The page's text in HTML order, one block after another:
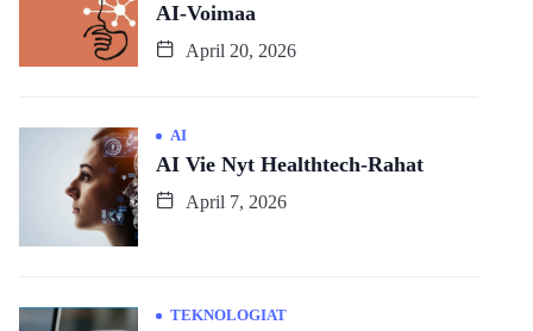
AI-Voimaa
April 20, 2026
AI
AI Vie Nyt Healthtech-Rahat
April 7, 2026
TEKNOLOGIAT